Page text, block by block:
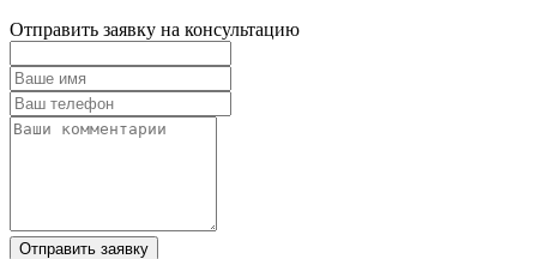
Отправить заявку на консультацию
Отправить заявку